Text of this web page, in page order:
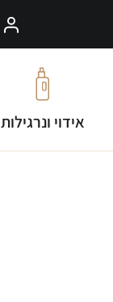
אידוי ונרגילות